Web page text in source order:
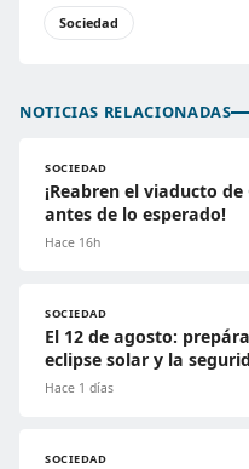
Sociedad
NOTICIAS RELACIONADAS
SOCIEDAD
¡Reabren el viaducto
antes de lo esperado!
Hace 16h
SOCIEDAD
El 12 de agosto:
eclipse solar y la
Hace 1 días
SOCIEDAD